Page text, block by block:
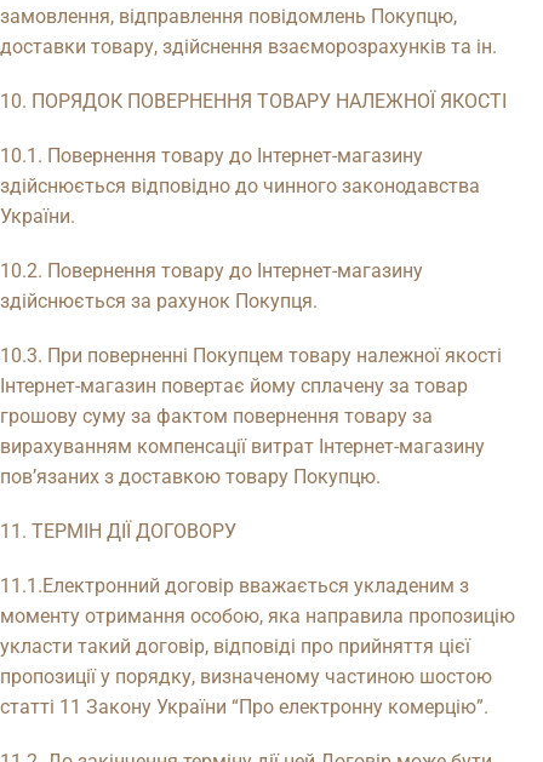
замовлення, відправлення повідомлень Покупцю,
доставки товару, здійснення взаєморозрахунків та ін.
10. ПОРЯДОК ПОВЕРНЕННЯ ТОВАРУ НАЛЕЖНОЇ ЯКОСТІ
10.1. Повернення товару до Інтернет-магазину
здійснюється відповідно до чинного законодавства
України.
10.2. Повернення товару до Інтернет-магазину
здійснюється за рахунок Покупця.
10.3. При поверненні Покупцем товару належної якості
Інтернет-магазин повертає йому сплачену за товар
грошову суму за фактом повернення товару за
вирахуванням компенсації витрат Інтернет-магазину
пов’язаних з доставкою товару Покупцю.
11. ТЕРМІН ДІЇ ДОГОВОРУ
11.1.Електронний договір вважається укладеним з
моменту отримання особою, яка направила пропозицію
укласти такий договір, відповіді про прийняття цієї
пропозиції у порядку, визначеному частиною шостою
статті 11 Закону України “Про електронну комерцію”.